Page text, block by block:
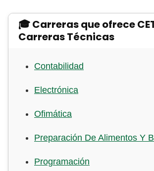
🎓 Carreras que ofrece
Carreras Técnicas
Contabilidad
Electrónica
Ofimática
Preparación De Alimentos Y
Programación